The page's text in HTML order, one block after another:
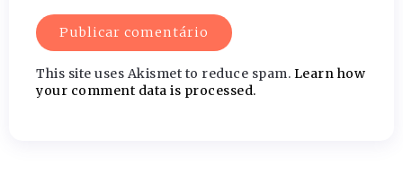
This site uses Akismet to reduce spam. Learn how
your comment data is processed.